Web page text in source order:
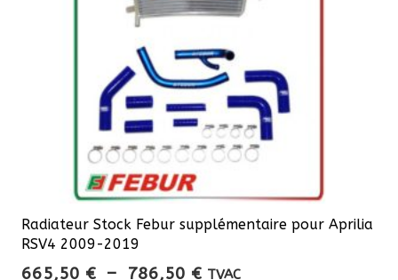
Radiateur Stock Febur supplémentaire pour Aprilia
RSV4 2009-2019
665,50 € – 786,50 €Plage
TVAC